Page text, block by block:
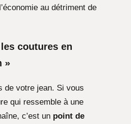
au détriment de
coutures en
»
de votre jean. Si vous
qui ressemble à une
c’est un point de